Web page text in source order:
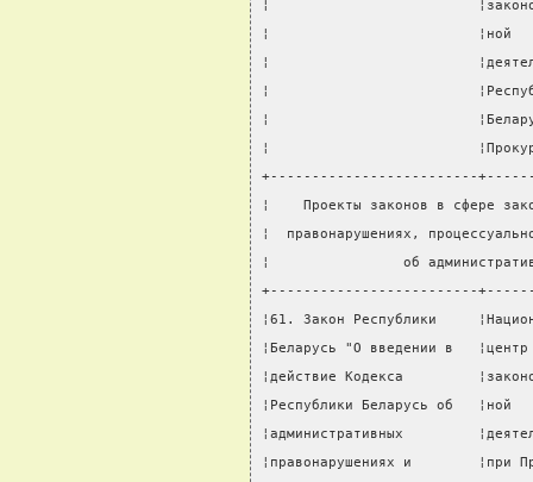
¦
¦
¦
¦
¦
¦
+-------------------------
¦    Проекты законов в сфере
¦  правонарушениях,
¦                об
+-------------------------
¦61. Закон Республики
¦Беларусь "О введении в
¦действие Кодекса
¦Республики Беларусь об
¦административных
¦правонарушениях и